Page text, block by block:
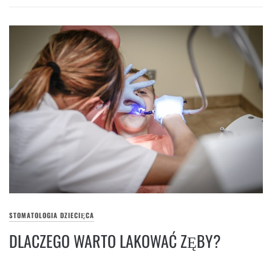
STOMATOLOGIA DZIECIĘCA
DLACZEGO WARTO LAKOWAĆ ZĘBY?